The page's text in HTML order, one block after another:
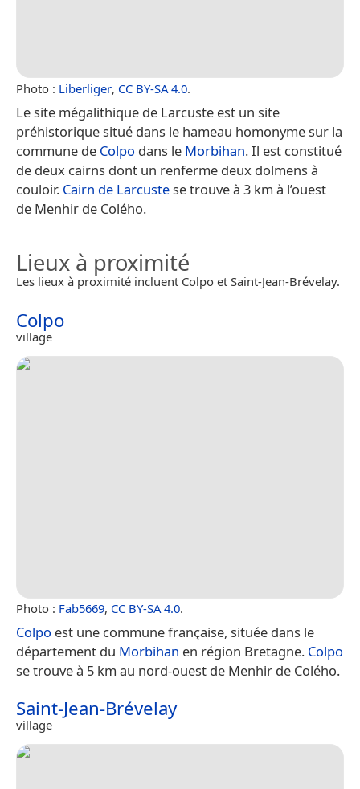
Photo : Liberliger, CC BY-SA 4.0.
Le site mégalithique de Larcuste est un site
préhistorique situé dans le hameau homonyme sur la
commune de Colpo dans le Morbihan. Il est constitué
de deux cairns dont un renferme deux dolmens à
couloir. Cairn de Larcustese trouve à 3 km à l’ouest
de Menhir de Colého.
Lieux à proximité
Les lieux à proximité incluent Colpo et Saint-Jean-Brévelay.
Colpo
village
Photo : Fab5669, CC BY-SA 4.0.
Colpo est une commune française, située dans le
département du Morbihan en région Bretagne. Colpo
se trouve à 5 km au nord-ouest de Menhir de Colého.
Saint-Jean-Brévelay
village